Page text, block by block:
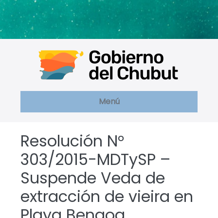
Menú
Resolución N°
303/2015-MDTySP –
Suspende Veda de
extracción de vieira en